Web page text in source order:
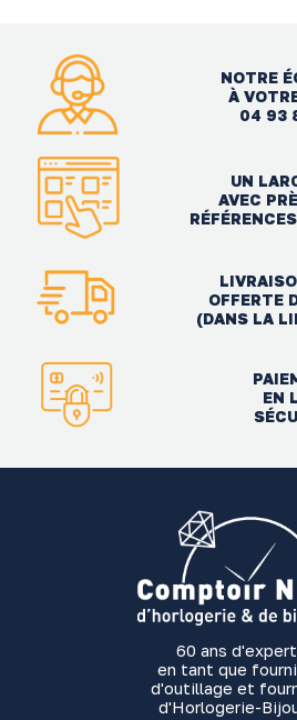
NOTRE
À
04 93
UN
AVEC
OFFERTE
(DANS LA
EN
60 ans
en tant que
d'outillage et
d'Horlogerie-